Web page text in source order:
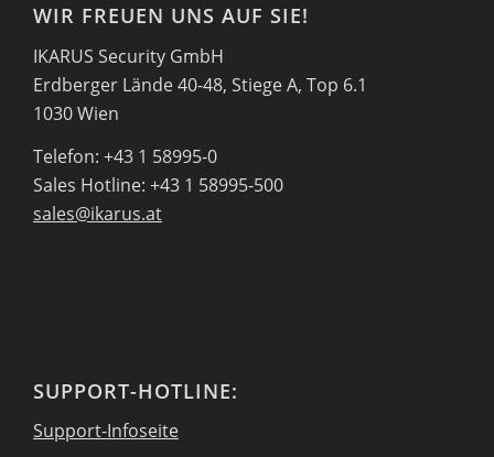
WIR FREUEN UNS AUF SIE!
IKARUS Security GmbH
Erdberger Lände 40-48, Stiege A, Top 6.1
1030 Wien
Telefon: +43 1 58995-0
Sales Hotline: +43 1 58995-500
sales@ikarus.at
SUPPORT-HOTLINE:
Support-Infoseite